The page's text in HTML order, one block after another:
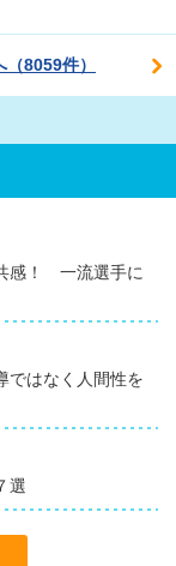
8059件）
感！ 一流選手に
ではなく人間性を
選